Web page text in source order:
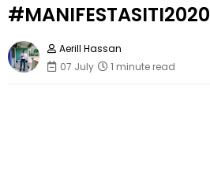
#MANIFESTASITI2020
Aerill Hassan
07 July
1 minute read